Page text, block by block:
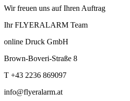
Wir freuen uns auf Ihren Auftrag
Ihr FLYERALARM Team
online Druck GmbH
Brown-Boveri-Straße 8
T +43 2236 869097
info@flyeralarm.at